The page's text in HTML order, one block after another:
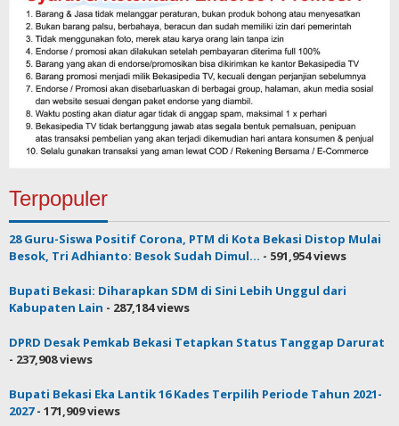
Terpopuler
28 Guru-Siswa Positif Corona, PTM di Kota Bekasi Distop Mulai
Besok, Tri Adhianto: Besok Sudah Dimul... - 591,954 views
Bupati Bekasi: Diharapkan SDM di Sini Lebih Unggul dari
Kabupaten Lain - 287,184 views
DPRD Desak Pemkab Bekasi Tetapkan Status Tanggap Darurat
- 237,908 views
Bupati Bekasi Eka Lantik 16 Kades Terpilih Periode Tahun 2021-
2027- 171,909 views